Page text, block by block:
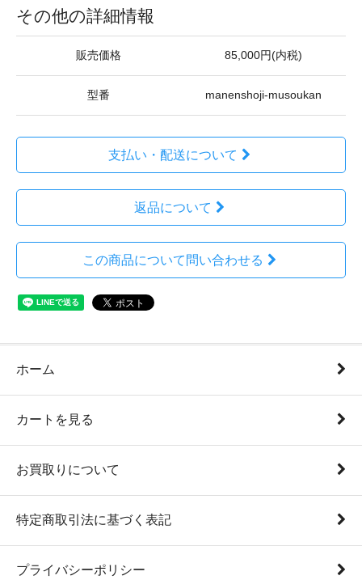
その他の詳細情報
販売価格 85,000円(内税)
型番 manenshoji-musoukan
支払い・配送について
返品について
この商品について問い合わせる
ホーム
カートを見る
お買取りについて
特定商取引法に基づく表記
プライバシーポリシー